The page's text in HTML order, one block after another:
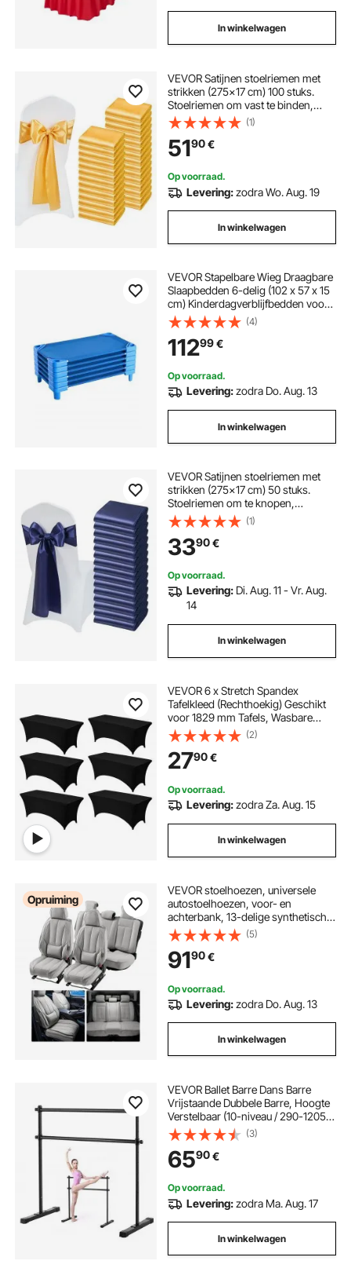
In winkelwagen
VEVOR Satijnen stoelriemen met
strikken (275x17 cm) 100 stuks.
Stoelriemen om vast te binden,
stoelriemen voor bruiloften,
feesten, banketdecoraties,
evenementen, banketstoelhoezen,
gouden stoelstrikken.
(1)
5190€
Op voorraad.
Levering:zodra Wo. Aug. 19
In winkelwagen
VEVOR Stapelbare Wieg Draagbare
Slaapbedden 6-delig (102 x 57 x 15
cm) Kinderdagverblijfbedden voor
Kinderen Kleuterklas
Kinderdagverblijfbedden voor
Slaapdutjes, Blauw
(4)
11299€
Op voorraad.
Levering:zodra Do. Aug. 13
In winkelwagen
VEVOR Satijnen stoelriemen met
strikken (275x17 cm) 50 stuks.
Stoelriemen om te knopen,
stoelriemen voor bruiloften,
feesten, decoraties, evenementen,
banketstoelhoezen, stoelstrikken,
marineblauw
(1)
3390€
Op voorraad.
Levering: Di. Aug. 11 - Vr. Aug.
14
In winkelwagen
VEVOR 6 x Stretch Spandex
Tafelkleed (Rechthoekig) Geschikt
voor 1829 mm Tafels, Wasbare
Kreukvrije Tafelkleedbeschermer,
Tafelkleed voor Feesten, Bruiloften,
Banketten, Festivals, Zwart
(2)
2790€
Op voorraad.
Levering:zodra Za. Aug. 15
In winkelwagen
Opruiming
VEVOR stoelhoezen, universele
autostoelhoezen, voor- en
achterbank, 13-delige synthetisch
leren stoelhoes, volledig omsloten
ontwerp, verwijderbare hoofdsteun
en compatibel met airbags, auto's,
SUV's, vrachtwagens
(5)
9190€
Op voorraad.
Levering:zodra Do. Aug. 13
In winkelwagen
VEVOR Ballet Barre Dans Barre
Vrijstaande Dubbele Barre, Hoogte
Verstelbaar (10-niveau / 290-1205
mm) Metalen Stretch Barre voor
Ballet Oefeningen, Balans Training,
Ontspanningsoefeningen
Draagbaar
(3)
6590€
Op voorraad.
Levering:zodra Ma. Aug. 17
In winkelwagen